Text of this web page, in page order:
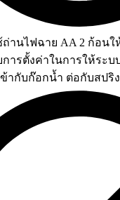
ถ่านไฟฉาย AA 2 ก้อนใ
ารตั้งค่าในการให้ระบ
ากับก๊อกน้ำ ต่อกับสปริง